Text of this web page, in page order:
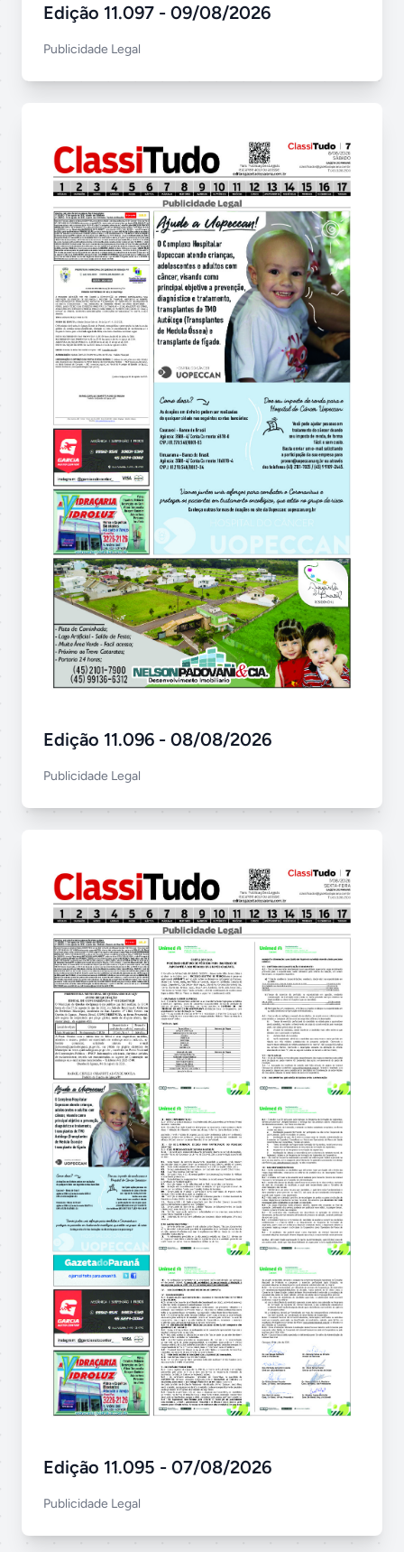
Edição 11.097 - 09/08/2026
Publicidade Legal
Edição 11.096 - 08/08/2026
Publicidade Legal
Edição 11.095 - 07/08/2026
Publicidade Legal